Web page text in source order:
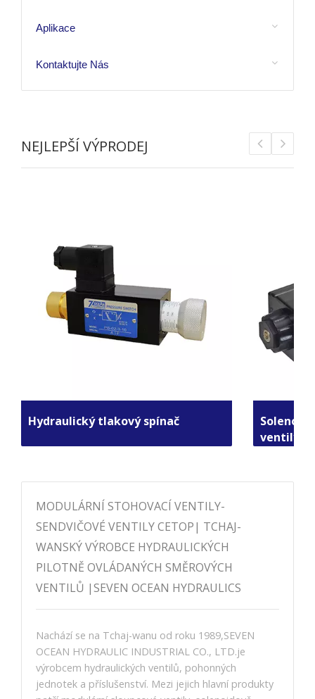
Aplikace
Kontaktujte Nás
NEJLEPŠÍ VÝPRODEJ
Hydraulický tlakový spínač
ventily
MODULÁRNÍ STOHOVACÍ VENTILY-
SENDVIČOVÉ VENTILY CETOP| TCHAJ-
WANSKÝ VÝROBCE HYDRAULICKÝCH
PILOTNĚ OVLÁDANÝCH SMĚROVÝCH
VENTILŮ |SEVEN OCEAN HYDRAULICS
Nachází se na Tchaj-wanu od roku 1989,SEVEN
OCEAN HYDRAULIC INDUSTRIAL CO., LTD.je
výrobcem hydraulických ventilů, pohonných
jednotek a příslušenství. Mezi jejich hlavní produkty